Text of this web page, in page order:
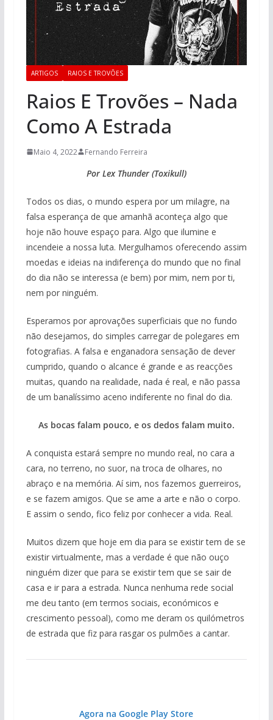
ARTIGOS RAIOS E TROVÕES
Raios E Trovões – Nada
Como A Estrada
Maio 4, 2022 Fernando Ferreira
Por Lex Thunder (Toxikull)
Todos os dias, o mundo espera por um milagre, na
falsa esperança de que amanhã aconteça algo que
hoje não houve espaço para. Algo que ilumine e
incendeie a nossa luta. Mergulhamos oferecendo assim
moedas e ideias na indiferença do mundo que no final
do dia não se interessa (e bem) por mim, nem por ti,
nem por ninguém.
Esperamos por aprovações superficiais que no fundo
não desejamos, do simples carregar de polegares em
fotografias. A falsa e enganadora sensação de dever
cumprido, quando o alcance é grande e as reacções
muitas, quando na realidade, nada é real, e não passa
de um banalíssimo aceno indiferente no final do dia.
As bocas falam pouco, e os dedos falam muito.
A conquista estará sempre no mundo real, no cara a
cara, no terreno, no suor, na troca de olhares, no
abraço e na memória. Aí sim, nos fazemos guerreiros,
e se fazem amigos. Que se ame a arte e não o corpo.
E assim o sendo, fico feliz por conhecer a vida. Real.
Muitos dizem que hoje em dia para se existir tem de se
existir virtualmente, mas a verdade é que não ouço
ninguém dizer que para se existir tem que se sair de
casa e ir para a estrada. Nunca nenhuma rede social
me deu tanto (em termos sociais, económicos e
crescimento pessoal), como me deram os quilómetros
de estrada que fiz para rasgar os pulmões a cantar.
Agora na Google Play Store